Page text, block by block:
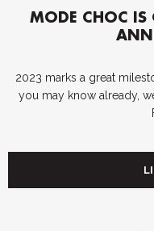
MODE CHOC IS
2023 marks a great
you may know already,